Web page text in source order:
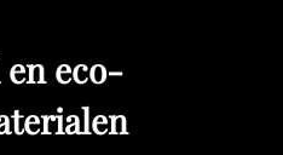
eco-
en